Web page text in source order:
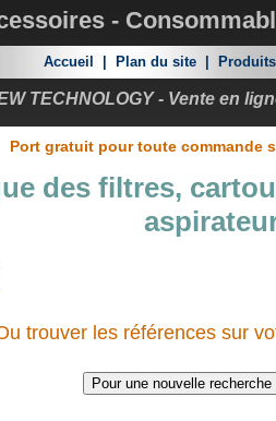
-
Accueil Plan du site Produits
TECHNOLOGY - Vente en
Port gratuit pour toute commande
des filtres,
trouver les références sur